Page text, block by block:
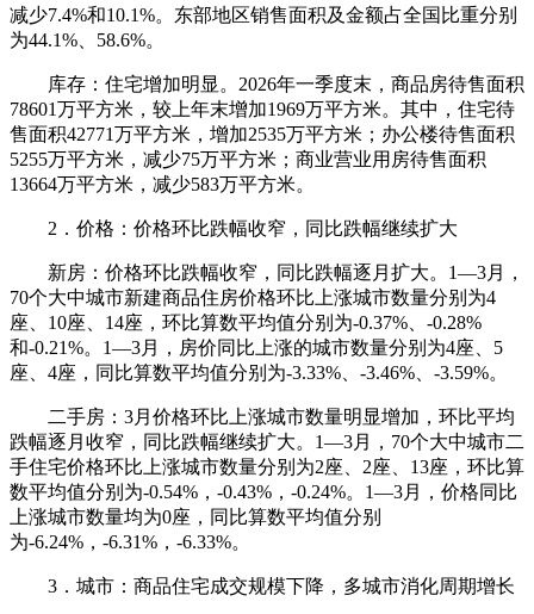
减少7.4%和10.1%。东部地区销售面积及金额占全国比重分别
为44.1%、58.6%。
库存：住宅增加明显。2026年一季度末，商品房待售面积
78601万平方米，较上年末增加1969万平方米。其中，住宅待
售面积42771万平方米，增加2535万平方米；办公楼待售面积
5255万平方米，减少75万平方米；商业营业用房待售面积
13664万平方米，减少583万平方米。
2．价格：价格环比跌幅收窄，同比跌幅继续扩大
新房：价格环比跌幅收窄，同比跌幅逐月扩大。1—3月，
70个大中城市新建商品住房价格环比上涨城市数量分别为4
座、10座、14座，环比算数平均值分别为-0.37%、-0.28%
和-0.21%。1—3月，房价同比上涨的城市数量分别为4座、5
座、4座，同比算数平均值分别为-3.33%、-3.46%、-3.59%。
二手房：3月价格环比上涨城市数量明显增加，环比平均
跌幅逐月收窄，同比跌幅继续扩大。1—3月，70个大中城市二
手住宅价格环比上涨城市数量分别为2座、2座、13座，环比算
数平均值分别为-0.54%，-0.43%，-0.24%。1—3月，价格同比
上涨城市数量均为0座，同比算数平均值分别
为-6.24%，-6.31%，-6.33%。
3．城市：商品住宅成交规模下降，多城市消化周期增长